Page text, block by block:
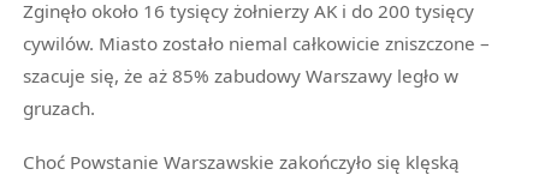
Zginęło około 16 tysięcy żołnierzy AK i do 200 tysięcy
cywilów. Miasto zostało niemal całkowicie zniszczone –
szacuje się, że aż 85% zabudowy Warszawy legło w
gruzach.
Choć Powstanie Warszawskie zakończyło się klęską